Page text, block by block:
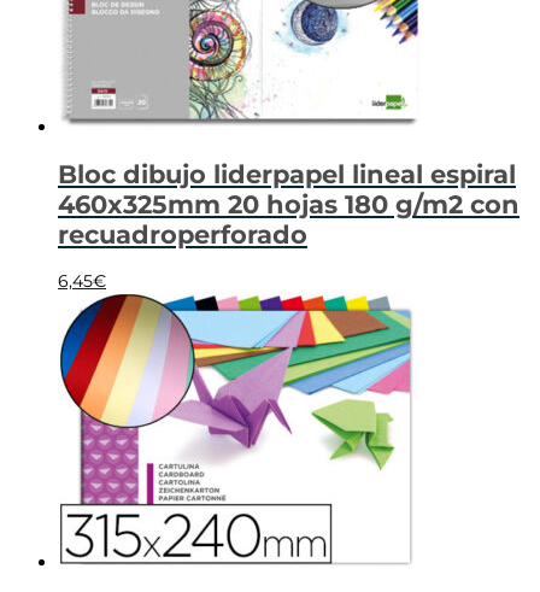
Bloc dibujo liderpapel lineal espiral
460x325mm 20 hojas 180 g/m2 con
recuadroperforado
6,45€